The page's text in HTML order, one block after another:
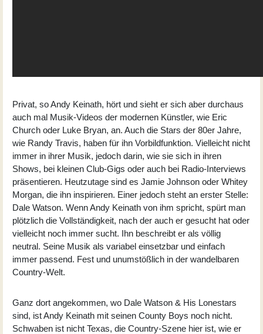
Privat, so Andy Keinath, hört und sieht er sich aber durchaus
auch mal Musik-Videos der modernen Künstler, wie Eric
Church oder Luke Bryan, an. Auch die Stars der 80er Jahre,
wie Randy Travis, haben für ihn Vorbildfunktion. Vielleicht nicht
immer in ihrer Musik, jedoch darin, wie sie sich in ihren
Shows, bei kleinen Club-Gigs oder auch bei Radio-Interviews
präsentieren. Heutzutage sind es Jamie Johnson oder Whitey
Morgan, die ihn inspirieren. Einer jedoch steht an erster Stelle:
Dale Watson. Wenn Andy Keinath von ihm spricht, spürt man
plötzlich die Vollständigkeit, nach der auch er gesucht hat oder
vielleicht noch immer sucht. Ihn beschreibt er als völlig
neutral. Seine Musik als variabel einsetzbar und einfach
immer passend. Fest und unumstößlich in der wandelbaren
Country-Welt.
Ganz dort angekommen, wo Dale Watson & His Lonestars
sind, ist Andy Keinath mit seinen County Boys noch nicht.
Schwaben ist nicht Texas, die Country-Szene hier ist, wie er